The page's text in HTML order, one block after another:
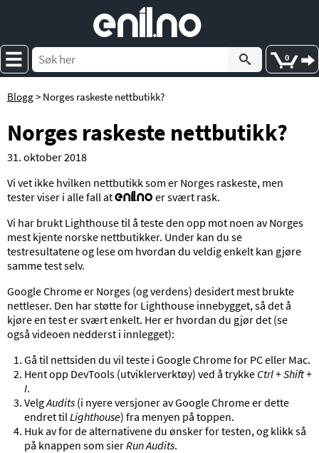
enil no
0
Blogg> Norges raskeste nettbutikk?
Norges raskeste nettbutikk?
31. oktober 2018
Vi vet ikke hvilken nettbutikk som er Norges raskeste, men
tester viser i alle fall at enil.no er svært rask.
Vi har brukt Lighthouse til å teste den opp mot noen av Norges
mest kjente norske nettbutikker. Under kan du se
testresultatene og lese om hvordan du veldig enkelt kan gjøre
samme test selv.
Google Chrome er Norges (og verdens) desidert mest brukte
nettleser. Den har støtte for Lighthouse innebygget, så det å
kjøre en test er svært enkelt. Her er hvordan du gjør det (se
også videoen nedderst i innlegget):
Gå til nettsiden du vil teste i Google Chrome for PC eller Mac.
Hent opp DevTools (utviklerverktøy) ved å trykke Ctrl + Shift +
I.
VelgAudits (i nyere versjoner av Google Chrome er dette
endret til Lighthouse) fra menyen på toppen.
Huk av for de alternativene du ønsker for testen, og klikk så
på knappen som sierRun Audits.